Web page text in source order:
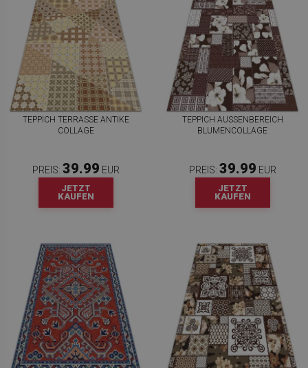
TEPPICH TERRASSE ANTIKE
COLLAGE
PREIS: 39.99 EUR
JETZT
KAUFEN
TEPPICH AUSSENBEREICH B
LUMENCOLLAGE
PREIS: 39.99 EUR
JETZT
KAUFEN